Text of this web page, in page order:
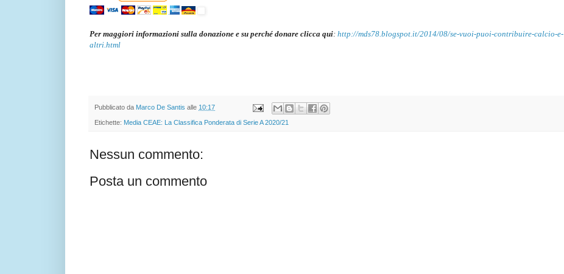
Per maggiori informazioni sulla donazione e su perché donare clicca qui: http://mds78.blogspot.it/2014/08/se-vuoi-puoi-contribuire-calcio-e-
altri.html
Pubblicato da Marco De Santis alle 10:17
Etichette: Media CEAE: La Classifica Ponderata di Serie A 2020/21
Nessun commento:
Posta un commento